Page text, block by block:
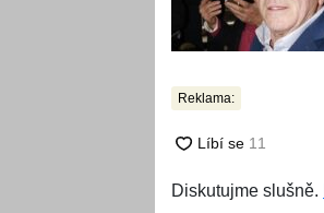
Reklama:
Diskutujme slušně.